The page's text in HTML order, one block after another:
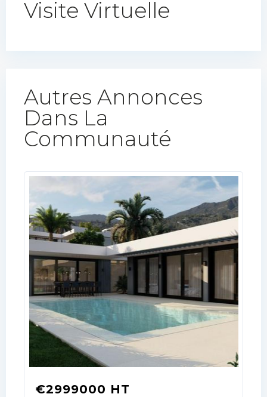
Visite Virtuelle
Autres Annonces
Dans La
Communauté​
€2999000 HT